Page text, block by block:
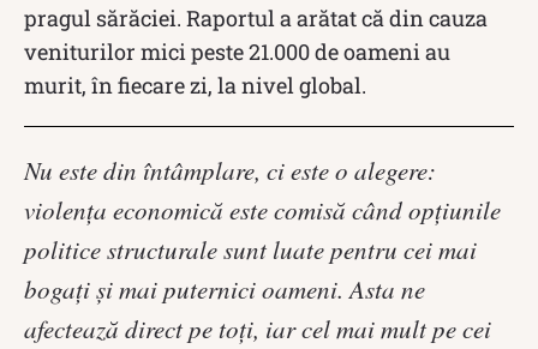
pragul sărăciei. Raportul a arătat că din cauza
veniturilor mici peste 21.000 de oameni au
murit, în fiecare zi, la nivel global.
Nu este din întâmplare, ci este o alegere:
violenţa economică este comisă când opţiunile
politice structurale sunt luate pentru cei mai
bogaţi şi mai puternici oameni. Asta ne
afectează direct pe toţi, iar cel mai mult pe cei